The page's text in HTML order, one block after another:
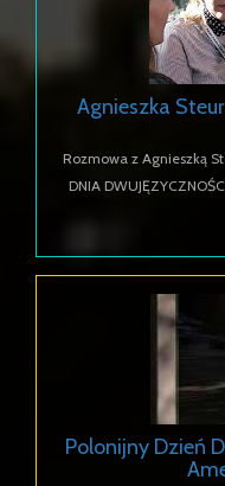
Agnieszka
Rozmowa z Agnieszką
DNIA
Polonijny Dzień